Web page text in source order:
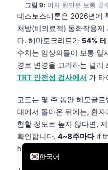
그림 9: 이차 원인은 보통 골
테스토스테론은 2026년에
처방(비의료적) 동화작용제
다. 헤마토크리트가 54%
수치는 임상의들이 보통 일
경로 변경을 고려하는 널리
TRT 안전성 검사에서 가 타
고도는 몇 주 동안 헤모글
대에서 돌아온 뒤에는, 환
험할 정도로 높지 않다면,
확인합니다. 4~8주마다if
hematocrit is not
한국어
English
Deutsch
العربية
עִבְרִית
Italiano
Español
Português
Ελληνικά